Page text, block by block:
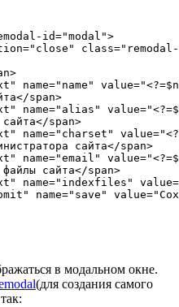
id="modal">
name="name"
span>
name="alias"
span>
name="charset"
сайта</span>
name="email"
сайта</span>
name="indexfiles"
name="save"
в модальном окне.
(для создания самого